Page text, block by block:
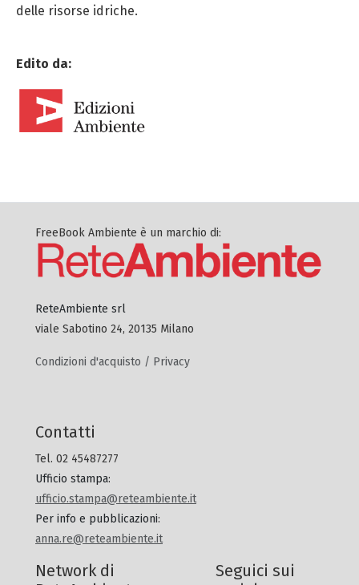
delle risorse idriche.
Edito da:
FreeBook Ambiente è un marchio di:
ReteAmbiente srl
viale Sabotino 24, 20135 Milano
Condizioni d'acquisto / Privacy
Contatti
Tel. 02 45487277
Ufficio stampa:
ufficio.stampa@reteambiente.it
Per info e pubblicazioni:
anna.re@reteambiente.it
Network di
Seguici sui